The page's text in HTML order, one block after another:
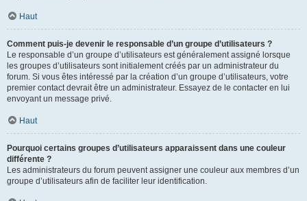
Haut
Comment puis-je devenir le responsable d’un groupe d’utilisateurs ?
Le responsable d’un groupe d’utilisateurs est généralement assigné lorsque
les groupes d’utilisateurs sont initialement créés par un administrateur du
forum. Si vous êtes intéressé par la création d’un groupe d’utilisateurs, votre
premier contact devrait être un administrateur. Essayez de le contacter en lui
envoyant un message privé.
Haut
Pourquoi certains groupes d’utilisateurs apparaissent dans une couleur
différente ?
Les administrateurs du forum peuvent assigner une couleur aux membres d’un
groupe d’utilisateurs afin de faciliter leur identification.